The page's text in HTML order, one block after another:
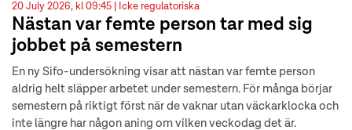
20 July 2026, kl 09:45 | Icke regulatoriska
Nästan var femte person tar med sig
jobbet på semestern
En ny Sifo-undersökning visar att nästan var femte person
aldrig helt släpper arbetet under semestern. För många börjar
semestern på riktigt först när de vaknar utan väckarklocka och
inte längre har någon aning om vilken veckodag det är.